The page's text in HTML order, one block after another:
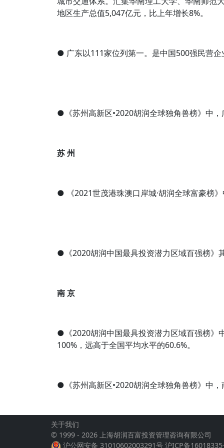
地区生产总值5,047亿元，比上年增长8%。
● 广东以111家位列第一。是中国500强民营
●《苏州高新区•2020胡润全球独角兽榜》中
苏 州
● 《2021世茂港珠澳口岸城·胡润全球富豪榜
●《2020胡润中国最具投资潜力区域百强榜》
南 京
●《2020胡润中国最具投资潜力区域百强榜》
100%，远高于全国平均水平的60.6%。
●《苏州高新区•2020胡润全球独角兽榜》中
关于我们
© 1999 - 2026 上海胡润百富投资管理咨询有限公司
沪公网安备 31010602003291号 沪ICP备